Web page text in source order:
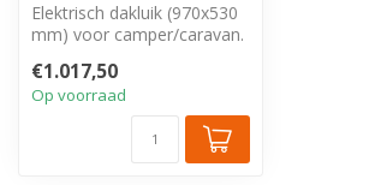
Elektrisch dakluik (970x530
mm) voor camper/caravan.
pri...
€1.017,50
Op voorraad